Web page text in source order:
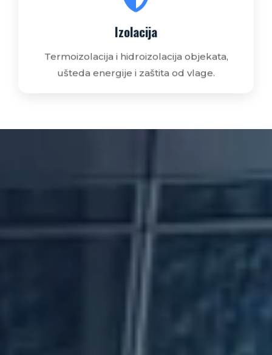
Izolacija
Termoizolacija i hidroizolacija objekata,
ušteda energije i zaštita od vlage.